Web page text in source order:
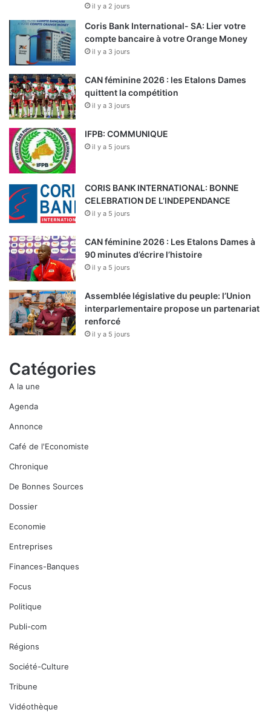
il y a 2 jours
Coris Bank International- SA: Lier votre
compte bancaire à votre Orange Money
il y a 3 jours
CAN féminine 2026 : les Etalons Dames
quittent la compétition
il y a 3 jours
IFPB: COMMUNIQUE
il y a 5 jours
CORIS BANK INTERNATIONAL: BONNE
CELEBRATION DE L’INDEPENDANCE
il y a 5 jours
CAN féminine 2026 : Les Etalons Dames à
90 minutes d’écrire l’histoire
il y a 5 jours
Assemblée législative du peuple: l’Union
interparlementaire propose un partenariat
renforcé
il y a 5 jours
Catégories
A la une
Agenda
Annonce
Café de l'Economiste
Chronique
De Bonnes Sources
Dossier
Economie
Entreprises
Finances-Banques
Focus
Politique
Publi-com
Régions
Société-Culture
Tribune
Vidéothèque